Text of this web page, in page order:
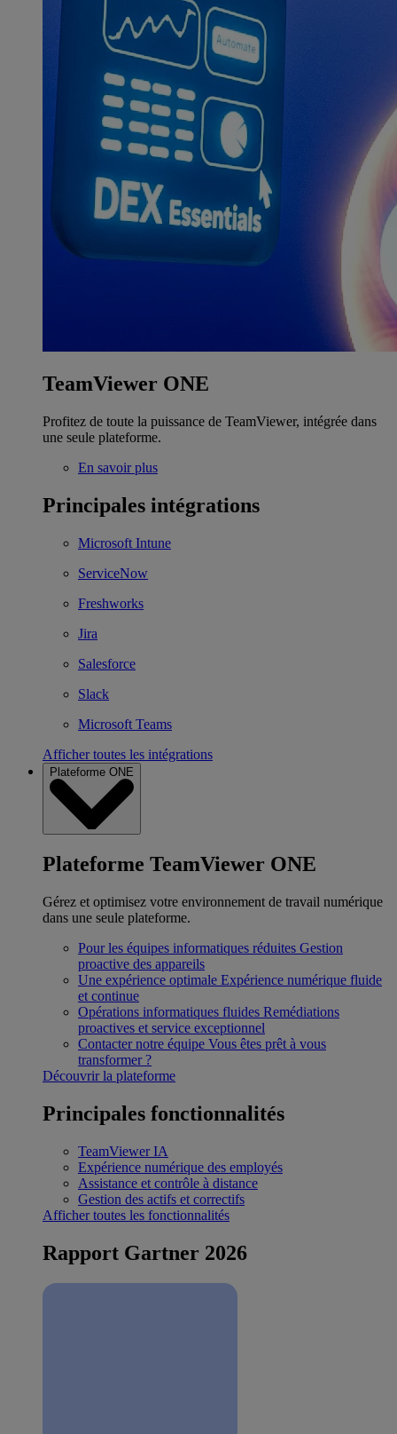
TeamViewer ONE
Profitez de toute la puissance de TeamViewer, intégrée dans
une seule plateforme.
En savoir plus
Principales intégrations
Microsoft Intune
ServiceNow
Freshworks
Jira
Salesforce
Slack
Microsoft Teams
Afficher toutes les intégrations
Plateforme ONE
Plateforme TeamViewer ONE
Gérez et optimisez votre environnement de travail numérique
dans une seule plateforme.
Pour les équipes informatiques réduites Gestion
proactive des appareils
Une expérience optimale Expérience numérique fluide
et continue
Opérations informatiques fluides Remédiations
proactives et service exceptionnel
Contacter notre équipe Vous êtes prêt à vous
transformer ?
Découvrir la plateforme
Principales fonctionnalités
TeamViewer IA
Expérience numérique des employés
Assistance et contrôle à distance
Gestion des actifs et correctifs
Afficher toutes les fonctionnalités
Rapport Gartner 2026